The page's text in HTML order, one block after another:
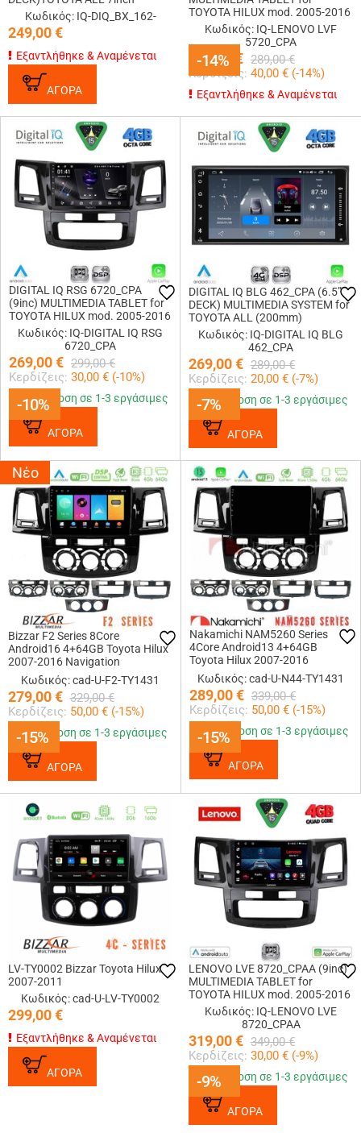
Κωδικός: IQ-DIQ_BX_162-
249,00€
Εξαντλήθηκε & Αναμένεται
ΑΓΟΡΑ
-14%
TOYOTA HILUX mod. 2005-2016
Κωδικός: IQ-LENOVO LVF
5720_CPA
249,00 € 289,00 €
Κερδίζεις: 40,00 € (-14%)
-14%
Εξαντλήθηκε & Αναμένεται
-10%
DIGITAL IQ RSG 6720_CPA
(9inc) MULTIMEDIA TABLET for
TOYOTA HILUX mod. 2005-2016
Κωδικός: IQ-DIGITAL IQ RSG
6720_CPA
269,00€ 299,00 €
Κερδίζεις: 30,00 € (-10%)
-10%
Παράδοση σε 1-3 εργάσιμες
ΑΓΟΡΑ
-7%
DIGITAL IQ BLG 462_CPA (6.5”
DECK) MULTIMEDIA SYSTEM for
TOYOTA ALL (200mm)
Κωδικός: IQ-DIGITAL IQ BLG
462_CPA
269,00€ 289,00 €
Κερδίζεις: 20,00 € (-7%)
-7%
Παράδοση σε 1-3 εργάσιμες
ΑΓΟΡΑ
Νέο
-15%
Bizzar F2 Series 8Core
Android16 4+64GB Toyota Hilux
2007-2016 Navigation
Multimedia Tablet 9
Κωδικός: cad-U-F2-TY1431
279,00€ 329,00 €
Κερδίζεις: 50,00 € (-15%)
-15%
Παράδοση σε 1-3 εργάσιμες
ΑΓΟΡΑ
-15%
Nakamichi NAM5260 Series
4Core Android13 4+64GB
Toyota Hilux 2007-2016
Navigation Multimedia Tablet 9
Με Carplay & Android Auto
Κωδικός: cad-U-N44-TY1431
289,00€ 339,00 €
Κερδίζεις: 50,00 € (-15%)
-15%
Παράδοση σε 1-3 εργάσιμες
ΑΓΟΡΑ
LV-TY0002 Bizzar Toyota Hilux
2007-2011
Κωδικός: cad-U-LV-TY0002
299,00€
Εξαντλήθηκε & Αναμένεται
ΑΓΟΡΑ -9%
LENOVO LVE 8720_CPAA (9inc)
MULTIMEDIA TABLET for
TOYOTA HILUX mod. 2005-2016
Κωδικός: IQ-LENOVO LVE
8720_CPAA
319,00€ 349,00 €
Κερδίζεις: 30,00 € (-9%)
-9%
Παράδοση σε 1-3 εργάσιμες
ΑΓΟΡΑ